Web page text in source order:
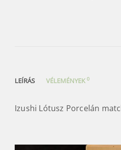
LEÍRÁS VÉLEMÉNYEK0
Izushi Lótusz Porcelán